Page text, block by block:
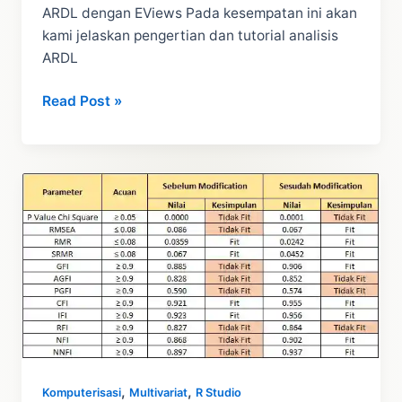
ARDL dengan EViews Pada kesempatan ini akan
kami jelaskan pengertian dan tutorial analisis
ARDL
ARDL
Tutorial
Analisis
ARDL
dengan
EViews
Read Post »
Komputerisasi, Multivariat, R Studio